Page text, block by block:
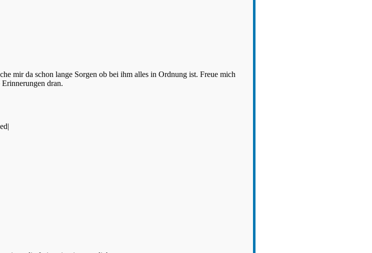
mir da schon lange Sorgen ob bei ihm alles in Ordnung ist. Freue mich
dran.